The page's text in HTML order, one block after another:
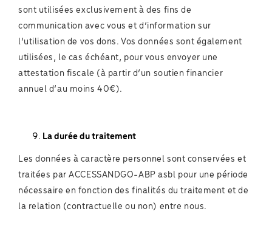
sont utilisées exclusivement à des fins de
communication avec vous et d’information sur
l’utilisation de vos dons. Vos données sont également
utilisées, le cas échéant, pour vous envoyer une
attestation fiscale (à partir d’un soutien financier
annuel d’au moins 40€).
La durée du traitement
Les données à caractère personnel sont conservées et
traitées par ACCESSANDGO-ABP asbl pour une période
nécessaire en fonction des finalités du traitement et de
la relation (contractuelle ou non) entre nous.